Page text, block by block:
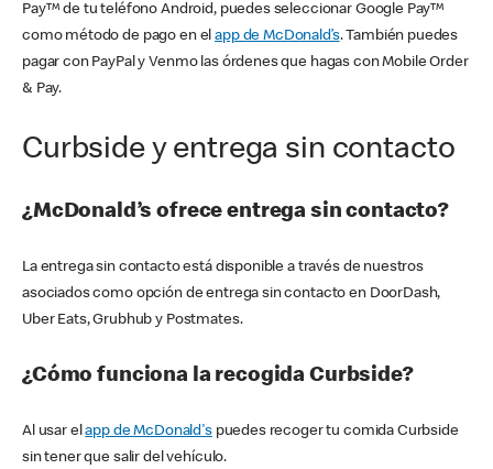
Pay™ de tu teléfono Android, puedes seleccionar Google Pay™
como método de pago en elapp de McDonald’s. También puedes
pagar con PayPal y Venmo las órdenes que hagas con Mobile Order
& Pay.
Curbside y entrega sin contacto
¿McDonald’s ofrece entrega sin contacto?
La entrega sin contacto está disponible a través de nuestros
asociados como opción de entrega sin contacto en DoorDash,
Uber Eats, Grubhub y Postmates.
¿Cómo funciona la recogida Curbside?
Al usar elapp de McDonald'spuedes recoger tu comida Curbside
sin tener que salir del vehículo.